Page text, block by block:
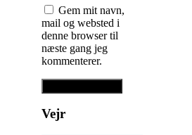
Gem mit navn,
mail og websted i
denne browser til
næste gang jeg
kommenterer.
Vejr